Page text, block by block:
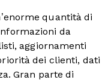
quantità di
da
aggiornamenti
dei clienti, dati
Gran parte di